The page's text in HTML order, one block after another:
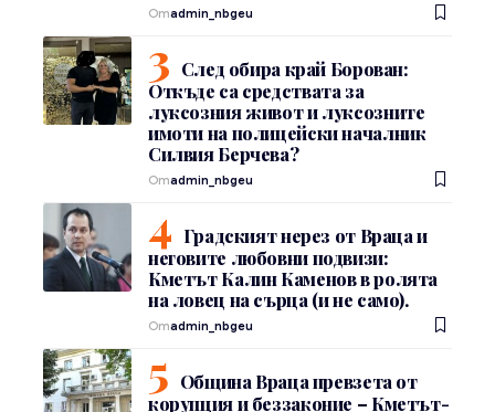
Отadmin_nbgeu
След обира край Борован:
Откъде са средствата за
луксозния живот и луксозните
имоти на полицейски началник
Силвия Берчева?
Отadmin_nbgeu
Градският нерез от Враца и
неговите любовни подвизи:
Кметът Калин Каменов в ролята
на ловец на сърца (и не само).
Отadmin_nbgeu
Община Враца превзета от
корупция и беззаконие – Кметът-